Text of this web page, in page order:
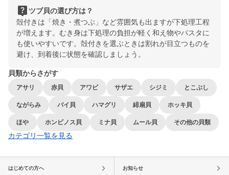
live_help ツブ貝の選び方は？
殻付きは「焼き・煮つぶ」など雰囲気も出ますが下処理工程
が増えます。むき身は下処理の負担が軽く和え物やパスタに
も使いやすいです。殻付きを選ぶときは割れが目立つものを
避け、到着後に状態を確認しましょう。
貝類からさがす
アサリ 赤貝 アワビ サザエ シジミ とこぶし
ながらみ バイ貝 ハマグリ 緋扇貝 ホッキ貝
ほや ホンビノス貝 ミナ貝 ムール貝 その他の貝類
カテゴリ一覧を見る
はじめての方へ お知らせ